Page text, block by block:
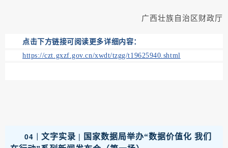
广西壮族自治区财政厅
点击下方链接可阅读更多详细内容：
https://czt.gxzf.gov.cn/xwdt/tzgg/t19625940.shtml
04｜ 文字实录 | 国家数据局举办“数据价值化 我们